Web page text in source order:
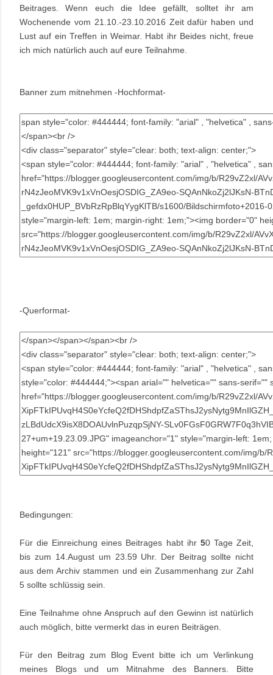
Beitrages. Wenn euch die Idee gefällt, solltet ihr am
Wochenende vom 21.10.-23.10.2016 Zeit dafür haben und
Lust auf ein Treffen in Weimar. Habt ihr Beides nicht, freue
ich mich natürlich auch auf eure Teilnahme.
Banner zum mitnehmen -Hochformat-
-Querformat-
Bedingungen:
Für die Einreichung eines Beitrages habt ihr 50 Tage Zeit,
bis zum 14.August um 23.59 Uhr. Der Beitrag sollte nicht
aus dem Archiv stammen und ein Zusammenhang zur Zahl
5 sollte schlüssig sein.
Eine Teilnahme ohne Anspruch auf den Gewinn ist natürlich
auch möglich, bitte vermerkt das in euren Beiträgen.
Für den Beitrag zum Blog Event bitte ich um Verlinkung
meines Blogs und um Mitnahme des Banners. Bitte